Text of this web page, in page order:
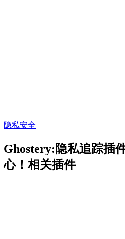
隐私安全
Ghostery:隐私追踪插
心！相关插件